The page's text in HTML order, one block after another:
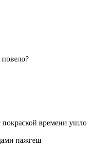
покраской времени ушло
пажгеш